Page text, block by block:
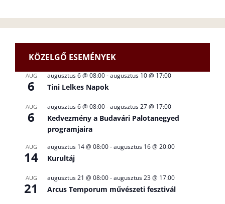
KÖZELGŐ ESEMÉNYEK
AUG
6
augusztus 6 @ 08:00-augusztus 10 @ 17:00
Tini Lelkes Napok
AUG
6
augusztus 6 @ 08:00-augusztus 27 @ 17:00
Kedvezmény a Budavári Palotanegyed
programjaira
AUG
14
augusztus 14 @ 08:00-augusztus 16 @ 20:00
Kurultáj
AUG
21
augusztus 21 @ 08:00-augusztus 23 @ 17:00
Arcus Temporum művészeti fesztivál